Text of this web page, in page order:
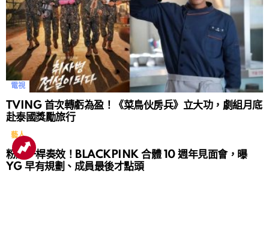
電視
TVING 首次轉虧為盈！《菜鳥伙房兵》立大功，劇組月底
赴泰國獎勵旅行
藝人
粉絲一桿奏效！BLACKPINK 合體 10 週年見面會，曝
YG 早有規劃、成員最後才點頭